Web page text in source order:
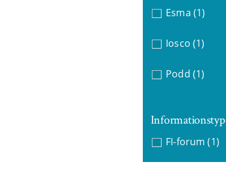
Esma (1)
Iosco (1)
Podd (1)
Informationstyp
FI-forum (1)